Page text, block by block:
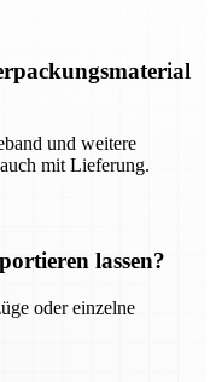
und weitere
mit Lieferung.
lassen?
oder einzelne